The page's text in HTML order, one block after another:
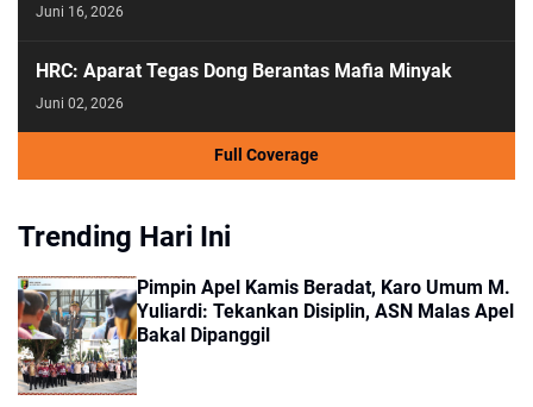
Juni 16, 2026
HRC: Aparat Tegas Dong Berantas Mafia Minyak
Juni 02, 2026
Full Coverage
Trending Hari Ini
Pimpin Apel Kamis Beradat, Karo Umum M.
Yuliardi: Tekankan Disiplin, ASN Malas Apel
Bakal Dipanggil